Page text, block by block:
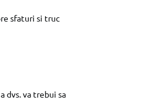
sfaturi si truc
dvs. va trebui sa